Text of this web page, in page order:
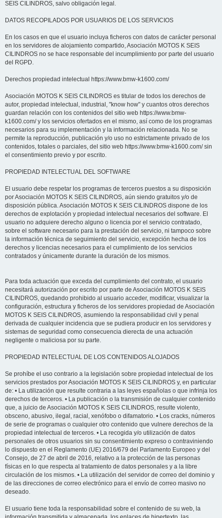
SEIS CILINDROS, salvo obligación legal.
DATOS RECOPILADOS POR USUARIOS DE LOS SERVICIOS
En los casos en que el usuario incluya ficheros con datos de carácter personal
en los servidores de alojamiento compartido, Asociación MOTOS K SEIS
CILINDROS no se hace responsable del incumplimiento por parte del usuario
del RGPD.
Derechos propiedad intelectual https://www.bmw-k1600.com/
Asociación MOTOS K SEIS CILINDROS es titular de todos los derechos de
autor, propiedad intelectual, industrial, "know how" y cuantos otros derechos
guardan relación con los contenidos del sitio web https://www.bmw-
k1600.com/ y los servicios ofertados en el mismo, así como de los programas
necesarios para su implementación y la información relacionada. No se
permite la reproducción, publicación y/o uso no estrictamente privado de los
contenidos, totales o parciales, del sitio web https://www.bmw-k1600.com/ sin
el consentimiento previo y por escrito.
PROPIEDAD INTELECTUAL DEL SOFTWARE
El usuario debe respetar los programas de terceros puestos a su disposición
por Asociación MOTOS K SEIS CILINDROS, aún siendo gratuitos y/o de
disposición pública. Asociación MOTOS K SEIS CILINDROS dispone de los
derechos de explotación y propiedad intelectual necesarios del software. El
usuario no adquiere derecho alguno o licencia por el servicio contratado,
sobre el software necesario para la prestación del servicio, ni tampoco sobre
la información técnica de seguimiento del servicio, excepción hecha de los
derechos y licencias necesarios para el cumplimiento de los servicios
contratados y únicamente durante la duración de los mismos.
Para toda actuación que exceda del cumplimiento del contrato, el usuario
necesitará autorización por escrito por parte de Asociación MOTOS K SEIS
CILINDROS, quedando prohibido al usuario acceder, modificar, visualizar la
configuración, estructura y ficheros de los servidores propiedad de Asociación
MOTOS K SEIS CILINDROS, asumiendo la responsabilidad civil y penal
derivada de cualquier incidencia que se pudiera producir en los servidores y
sistemas de seguridad como consecuencia dierecta de una actuación
negligente o maliciosa por su parte.
PROPIEDAD INTELECTUAL DE LOS CONTENIDOS ALOJADOS
Se prohíbe el uso contrario a la legislación sobre propiedad intelectual de los
servicios prestados por Asociación MOTOS K SEIS CILINDROS y, en particular
de: • La utilización que resulte contraria a las leyes españolas o que infrinja los
derechos de terceros. • La publicación o la transmisión de cualquier contenido
que, a juicio de Asociación MOTOS K SEIS CILINDROS, resulte violento,
obsceno, abusivo, ilegal, racial, xenófobo o difamatorio. • Los cracks, números
de serie de programas o cualquier otro contenido que vulnere derechos de la
propiedad intelectual de terceros. • La recogida y/o utilización de datos
personales de otros usuarios sin su consentimiento expreso o contraviniendo
lo dispuesto en el Reglamento (UE) 2016/679 del Parlamento Europeo y del
Consejo, de 27 de abril de 2016, relativo a la protección de las personas
físicas en lo que respecta al tratamiento de datos personales y a la libre
circulación de los mismos. • La utilización del servidor de correo del dominio y
de las direcciones de correo electrónico para el envío de correo masivo no
deseado.
El usuario tiene toda la responsabilidad sobre el contenido de su web, la